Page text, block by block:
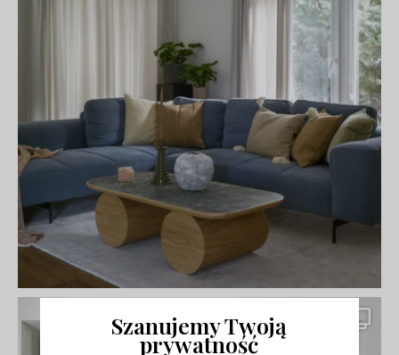
Szanujemy Twoją
prywatność